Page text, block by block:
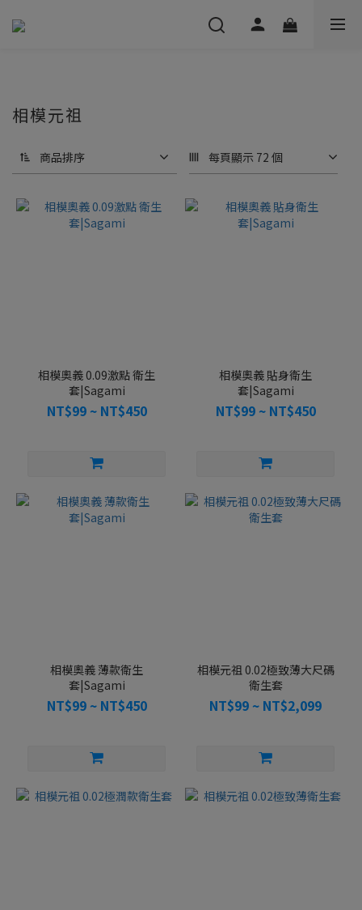
相模元祖
商品排序 每頁顯示 72 個
相模奧義 0.09激點 衛生
套|Sagami
NT$99 ~ NT$450
相模奧義 貼身衛生
套|Sagami
NT$99 ~ NT$450
相模奧義 薄款衛生
套|Sagami
NT$99 ~ NT$450
相模元祖 0.02極致薄大尺碼
衛生套
NT$99 ~ NT$2,099